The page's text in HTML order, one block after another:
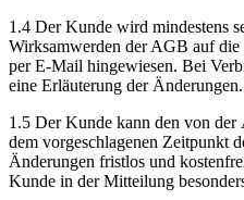
1.4 Der Kunde wird mindestens
Wirksamwerden der AGB auf
per E-Mail hingewiesen. Bei
eine Erläuterung der Änderungen.
1.5 Der Kunde kann den von der
dem vorgeschlagenen Zeitpunkt
Änderungen fristlos und
Kunde in der Mitteilung